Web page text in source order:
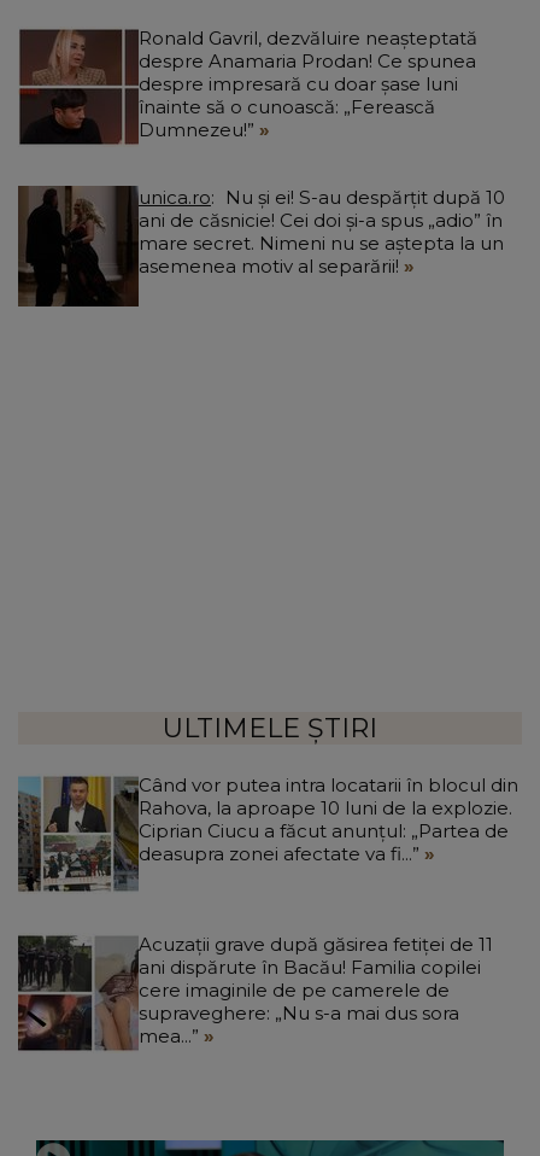
Ronald Gavril, dezvăluire neașteptată
despre Anamaria Prodan! Ce spunea
despre impresară cu doar șase luni
înainte să o cunoască: „Ferească
Dumnezeu!”
unica.ro
ani de căsnicie! Cei doi și-a spus „adio” în
mare secret. Nimeni nu se aștepta la un
asemenea motiv al separării!
ULTIMELE ȘTIRI
Când vor putea intra locatarii în blocul din
Rahova, la aproape 10 luni de la explozie.
Ciprian Ciucu a făcut anunțul: „Partea de
deasupra zonei afectate va fi...”
Acuzații grave după găsirea fetiței de 11
ani dispărute în Bacău! Familia copilei
cere imaginile de pe camerele de
supraveghere: „Nu s-a mai dus sora
mea...”